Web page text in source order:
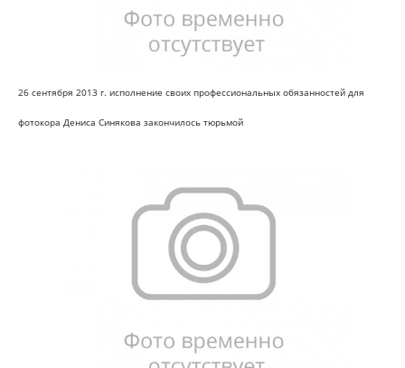
26 сентября 2013 г. исполнение своих профессиональных обязанностей для
фотокора Дениса Синякова закончилось тюрьмой